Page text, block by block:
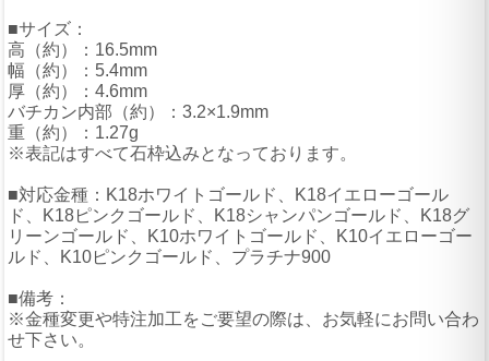
■サイズ：
高（約）：16.5mm
幅（約）：5.4mm
厚（約）：4.6mm
バチカン内部（約）：3.2×1.9mm
重（約）：1.27g
※表記はすべて石枠込みとなっております。
■対応金種：K18ホワイトゴールド、K18イエローゴール
ド、K18ピンクゴールド、K18シャンパンゴールド、K18グ
リーンゴールド、K10ホワイトゴールド、K10イエローゴー
ルド、K10ピンクゴールド、プラチナ900
■備考：
※金種変更や特注加工をご要望の際は、お気軽にお問い合わ
せ下さい。